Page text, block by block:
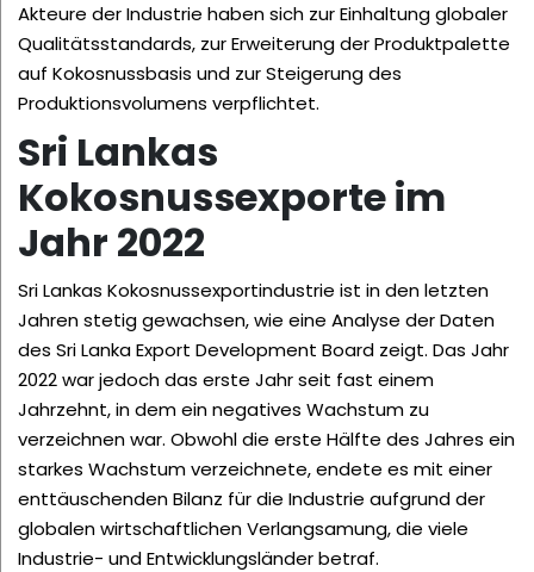
Akteure der Industrie haben sich zur Einhaltung globaler
Qualitätsstandards, zur Erweiterung der Produktpalette
auf Kokosnussbasis und zur Steigerung des
Produktionsvolumens verpflichtet.
Sri Lankas
Kokosnussexporte im
Jahr 2022
Sri Lankas Kokosnussexportindustrie ist in den letzten
Jahren stetig gewachsen, wie eine Analyse der Daten
des Sri Lanka Export Development Board zeigt. Das Jahr
2022 war jedoch das erste Jahr seit fast einem
Jahrzehnt, in dem ein negatives Wachstum zu
verzeichnen war. Obwohl die erste Hälfte des Jahres ein
starkes Wachstum verzeichnete, endete es mit einer
enttäuschenden Bilanz für die Industrie aufgrund der
globalen wirtschaftlichen Verlangsamung, die viele
Industrie- und Entwicklungsländer betraf.